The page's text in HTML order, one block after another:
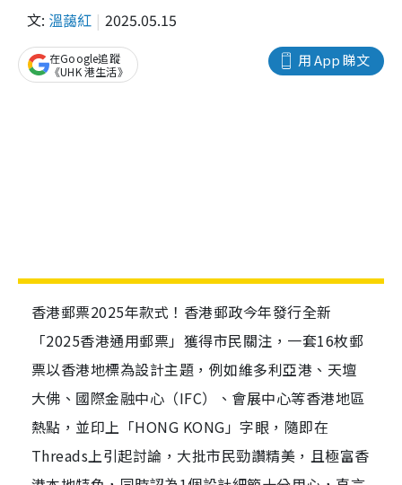
文: 溫藹紅 2025.05.15
用 App 睇文
在Google追蹤
《UHK 港生活》
香港郵票2025年款式！香港郵政今年發行全新
「2025香港通用郵票」獲得市民關注，一套16枚郵
票以香港地標為設計主題，例如維多利亞港、天壇
大佛、國際金融中心（IFC）、會展中心等香港地區
熱點，並印上「HONG KONG」字眼，隨即在
Threads上引起討論，大批市民勁讚精美，且極富香